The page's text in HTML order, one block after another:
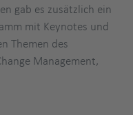
gab es zusätzlich ein
mit Keynotes und
Themen des
Management,